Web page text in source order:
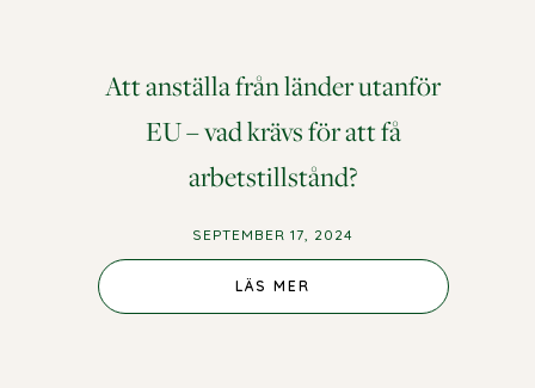
Att anställa från länder utanför
EU – vad krävs för att få
arbetstillstånd?
SEPTEMBER 17, 2024
LÄS MER